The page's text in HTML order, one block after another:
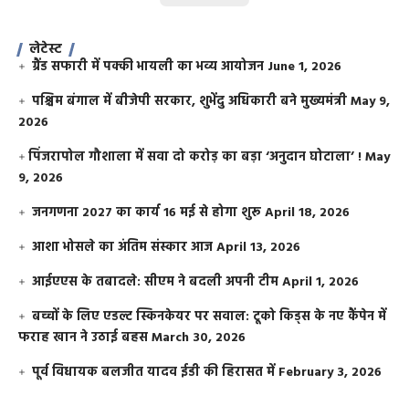
लेटेस्ट
ग्रैंड सफारी में पक्की भायली का भव्य आयोजन June 1, 2026
पश्चिम बंगाल में बीजेपी सरकार, शुभेंदु अधिकारी बने मुख्यमंत्रीMay 9,
2026
​पिंजरापोल गौशाला में सवा दो करोड़ का बड़ा ‘अनुदान घोटाला’ !May
9, 2026
जनगणना 2027 का कार्य 16 मई से होगा शुरूApril 18, 2026
आशा भोसले का अंतिम संस्कार आजApril 13, 2026
आईएएस के तबादले: सीएम ने बदली अपनी टीमApril 1, 2026
बच्चों के लिए एडल्ट स्किनकेयर पर सवाल: टूको किड्स के नए कैंपेन में
फराह खान ने उठाई बहसMarch 30, 2026
पूर्व विधायक बलजीत यादव ईडी की हिरासत में February 3, 2026